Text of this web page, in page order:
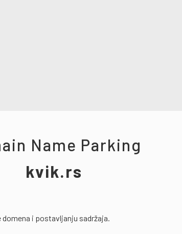
Name Parking
kvik.rs
i postavljanju sadržaja.